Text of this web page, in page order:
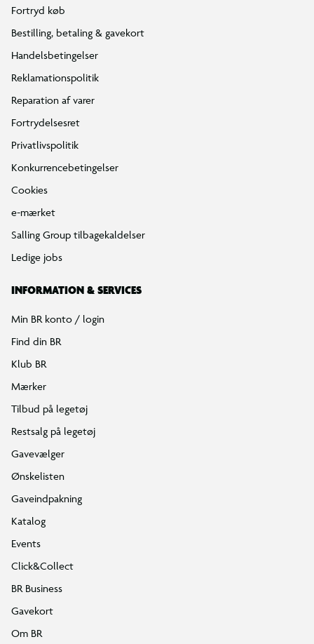
Fortryd køb
Bestilling, betaling & gavekort
Handelsbetingelser
Reklamationspolitik
Reparation af varer
Fortrydelsesret
Privatlivspolitik
Konkurrencebetingelser
Cookies
e-mærket
Salling Group tilbagekaldelser
Ledige jobs
INFORMATION & SERVICES
Min BR konto / login
Find din BR
Klub BR
Mærker
Tilbud på legetøj
Restsalg på legetøj
Gavevælger
Ønskelisten
Gaveindpakning
Katalog
Events
Click&Collect
BR Business
Gavekort
Om BR